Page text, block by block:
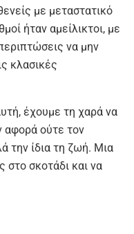
με μεταστατικό
ήταν αμείλικτοι, με
να μην
κλασικές
έχουμε τη χαρά να
αφορά ούτε τον
την ίδια τη ζωή. Μια
στο σκοτάδι και να